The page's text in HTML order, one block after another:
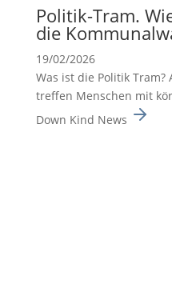
Politik-Tram.
die
19/02/2026
Was ist die Politik
treffen Menschen mit
Down Kind News